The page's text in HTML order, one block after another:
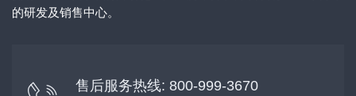
的研发及销售中心。
售后服务热线: 800-999-3670